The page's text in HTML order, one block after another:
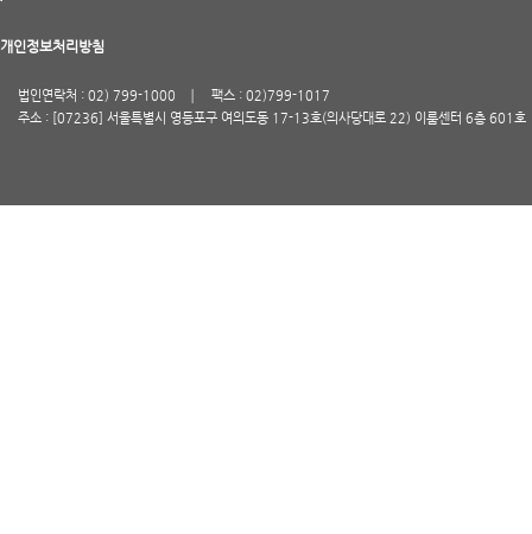
개인정보처리방침
법인연락처 : 02) 799-1000
팩스 : 02)799-1017
주소 : [07236] 서울특별시 영등포구 여의도동 17-13호(의사당대로 22) 이룸센터 6층 601호